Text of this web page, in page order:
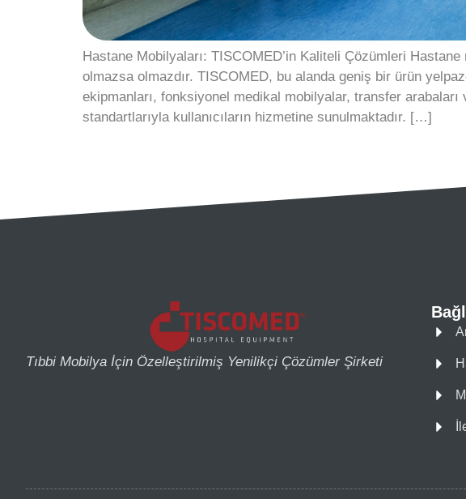
Hastane Mobilyaları: TISCOMED’in Kaliteli Çözümleri
olmazsa olmazdır. TISCOMED, bu alanda geniş bir ürün
ekipmanları, fonksiyonel medikal mobilyalar, transfer
standartlarıyla kullanıcıların hizmetine sunulmaktadır. […]
Tıbbi Mobilya İçin Özelleştirilmiş Yenilikçi Çözümler Şirketi